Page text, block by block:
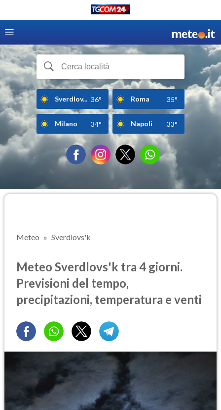
Sverdlov... 36° Roma 35°
Milano 34° Napoli 33°
Meteo Sverdlovs'k
Meteo Sverdlovs'k tra 4 giorni.
Previsioni del tempo,
precipitazioni, temperatura e venti